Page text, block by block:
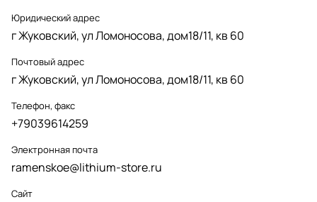
Юридический адрес
г Жуковский, ул Ломоносова, дом18/11, кв 60
Почтовый адрес
г Жуковский, ул Ломоносова, дом18/11, кв 60
Телефон, факс
+79039614259
Электронная почта
ramenskoe@lithium-store.ru
Сайт